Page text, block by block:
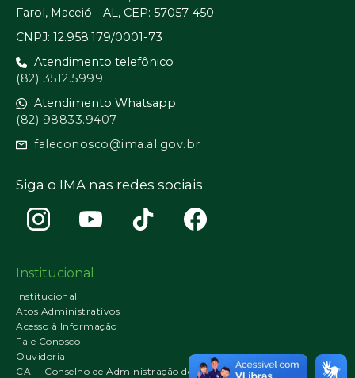
Farol, Maceió - AL, CEP: 57057-450
CNPJ: 12.958.179/0001-73
Atendimento telefônico
(82) 3512.5999
Atendimento Whatsapp
(82) 98833.9407
faleconosco@ima.al.gov.br
Siga o IMA nas redes sociais
Institucional
Institucional
Atos Administrativos
Acesso à Informação
Fale Conosco
Ouvidoria
CAI – Conselho de Administração do IMA